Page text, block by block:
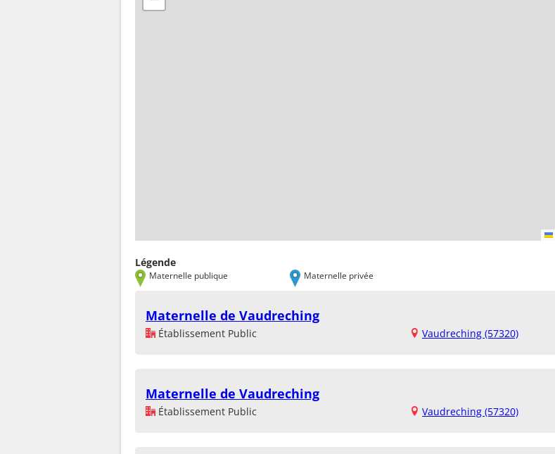
Légende
Maternelle publique Maternelle privée
Maternelle de Vaudreching
Établissement Public Vaudreching (57320)
Maternelle de Vaudreching
Établissement Public Vaudreching (57320)